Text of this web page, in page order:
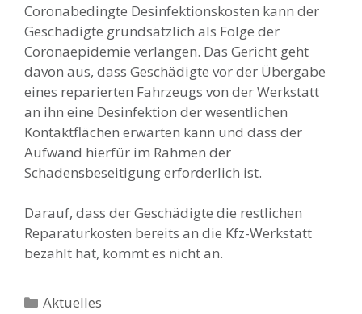
Coronabedingte Desinfektionskosten kann der
Geschädigte grundsätzlich als Folge der
Coronaepidemie verlangen. Das Gericht geht
davon aus, dass Geschädigte vor der Übergabe
eines reparierten Fahrzeugs von der Werkstatt
an ihn eine Desinfektion der wesentlichen
Kontaktflächen erwarten kann und dass der
Aufwand hierfür im Rahmen der
Schadensbeseitigung erforderlich ist.
Darauf, dass der Geschädigte die restlichen
Reparaturkosten bereits an die Kfz-Werkstatt
bezahlt hat, kommt es nicht an.
Kategorien
Aktuelles